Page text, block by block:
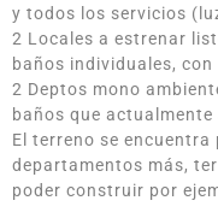
y todos los servicios
2 Locales a estrenar
baños individuales,
2 Deptos mono
baños que
El terreno se
departamentos más,
poder construir por